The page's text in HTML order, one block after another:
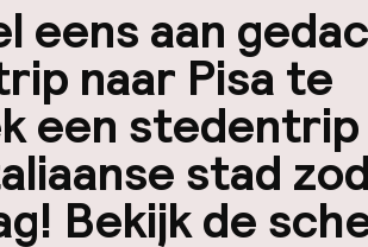
eens aan
naar Pisa te
een stedentrip
stad
Bekijk de